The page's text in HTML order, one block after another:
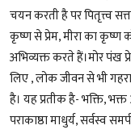
चयन करती है पर पितृत्त्व
कृष्ण से प्रेम, मीरा का कृष्ण
अभिव्यक्त करते हैं।मोर पंख
लिए , लोक जीवन से भी
है। यह प्रतीक है- भक्ति,
पराकाष्ठा माधुर्य, सर्वस्व